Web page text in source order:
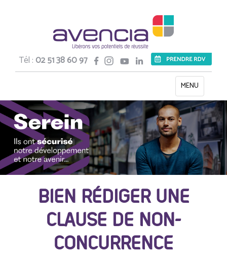
Tél :02 51 38 60 97
Toggle
navigation
MENU
BIEN RÉDIGER UNE
CLAUSE DE NON-
CONCURRENCE